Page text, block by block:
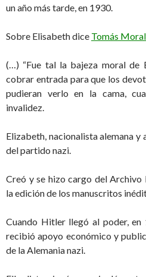
un año más tarde, en 1930.
Sobre Elisabeth dice Tomás
(…) “Fue tal la bajeza moral de
cobrar entrada para que los
pudieran verlo en la cama,
invalidez.
Elizabeth, nacionalista alemana y
del partido nazi.
Creó y se hizo cargo del Archivo
la edición de los manuscritos
Cuando Hitler llegó al poder,
recibió apoyo económico y
de la Alemania nazi.